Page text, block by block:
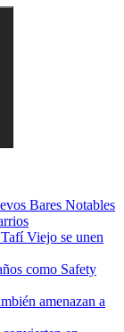
Bares Notables
Viejo se unen
como Safety
amenazan a